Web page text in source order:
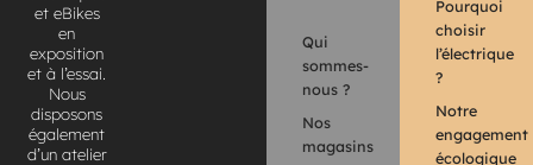
et eBikes
en
exposition
et à l’essai.
Nous
disposons
également
d’un atelier
Qui
sommes-
nous ?
Nos
magasins
Pourquoi
choisir
l’électrique
?
Notre
engagement
écologique